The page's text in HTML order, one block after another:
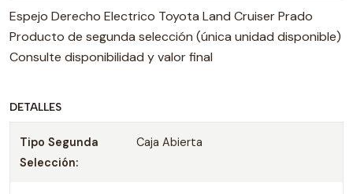
Espejo Derecho Electrico Toyota Land Cruiser Prado
Producto de segunda selección (única unidad disponible)
Consulte disponibilidad y valor final
DETALLES
Tipo Segunda
Selección:
Caja Abierta